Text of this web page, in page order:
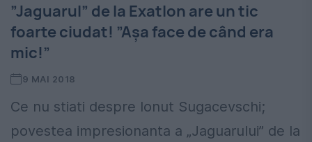
”Jaguarul” de la Exatlon are un tic
foarte ciudat! ”Așa face de când era
mic!”
9 MAI 2018
Ce nu stiati despre Ionut Sugacevschi;
povestea impresionanta a „Jaguarului” de la